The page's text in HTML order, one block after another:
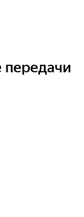
передачи